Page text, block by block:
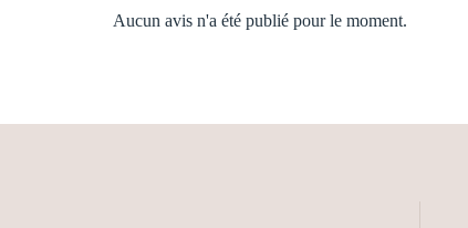
Aucun avis n'a été publié pour le moment.